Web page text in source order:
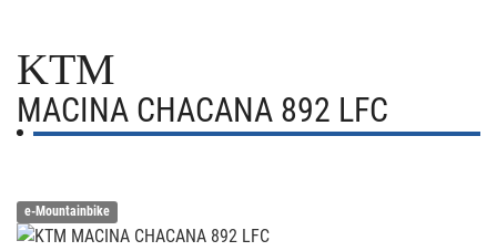
KTM
MACINA CHACANA 892 LFC
e-Mountainbike